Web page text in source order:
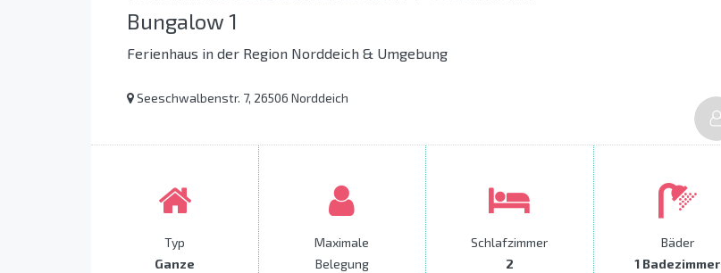
Bungalow 1
Ferienhaus in der Region Norddeich & Umgebung
Seeschwalbenstr. 7, 26506 Norddeich
Typ
Ganze
Maximale
Belegung
Schlafzimmer
2
Bäder
1 Badezimmer